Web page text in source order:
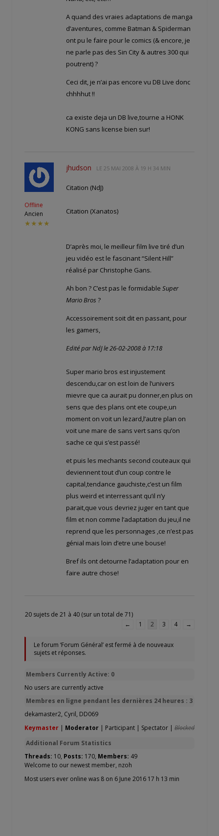
A quand des vraies adaptations de manga
d’aventures, comme Batman & Spiderman
ont pu le faire pour le comics (& encore, je
ne parle pas des Sin City & autres 300 qui
poutrent) ?
Ceci dit, je n’ai pas encore vu DB Live donc
chhhhut !!
ca existe deja un DB live,tourne a HONK
KONG sans license bien sur!
Offline
Ancien
★★★★
jhudson LE 25 MAI 2008 À 19 H 34 MIN
Citation (NdJ)
Citation (Xanatos)
D’après moi, le meilleur film live tiré d’un
jeu vidéo est le fascinant “Silent Hill”
réalisé par Christophe Gans.
Ah bon ? C’est pas le formidable Super
Mario Bros ?
Accessoirement soit dit en passant, pour
les gamers,
Edité par NdJ le 26-02-2008 à 17:18
Super mario bros est injustement
descendu,car on est loin de l’univers
mievre que ca aurait pu donner,en plus on
sens que des plans ont ete coupe,un
moment on voit un lezard,l’autre plan on
voit une mare de sans vert sans qu’on
sache ce qui s’est passé!
et puis les mechants second couteaux qui
deviennent tout d’un coup contre le
capital,tendance gauchiste,c’est un film
plus weird et interressant qu’il n’y
parait,que vous devriez juger en tant que
film et non comme l’adaptation du jeu,il ne
reprend que les personnages ,ce n’est pas
génial mais loin d’etre une bouse!
Bref ils ont detourne l’adaptation pour en
faire autre chose!
20 sujets de 21 à 40 (sur un total de 71)
←
1 2 3 4 →
Le forum ‘Forum Général’ est fermé à de nouveaux
sujets et réponses.
Members Currently Active: 0
No users are currently active
Membres en ligne pendant les dernières 24 heures : 3
dekamaster2, Cyril, DD069
Keymaster | Moderator | Participant | Spectator | Blocked
Additional Forum Statistics
Threads: 10, Posts: 170, Members: 49
Welcome to our newest member, nzoh
Most users ever online was 8 on 6 June 2016 17 h 13 min